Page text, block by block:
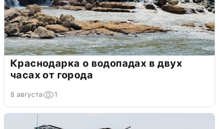
Краснодарка о водопадах в двух
часах от города
8 августа 1